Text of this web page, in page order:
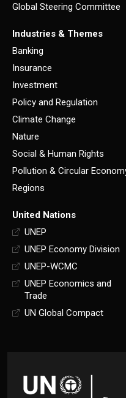
Global Steering Committee
Industries & Themes
Banking
Insurance
Investment
Policy and Regulation
Climate Change
Nature
Social & Human Rights
Pollution & Circular
Regions
United Nations
UNEP
UNEP Economy Division
UNEP-WCMC
UNEP Economics and
Trade
UN Global Compact